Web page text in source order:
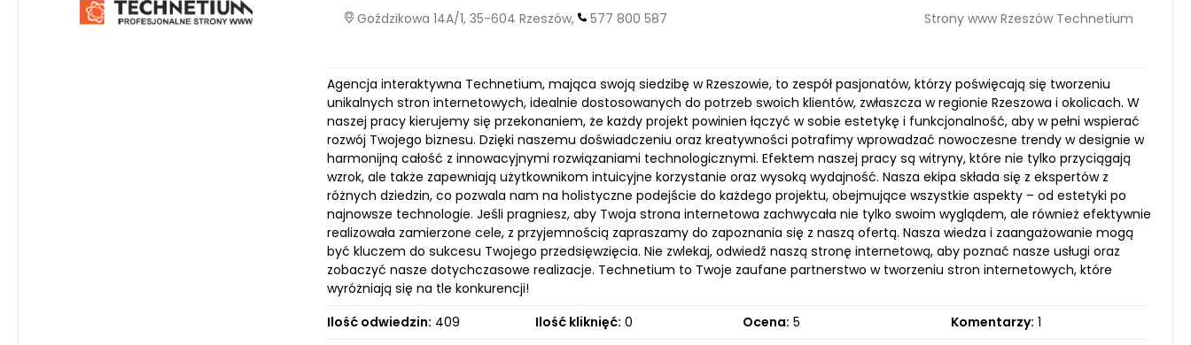
Goździkowa 14A/1, 35-604 Rzeszów, 577 800 587 Strony www Rzeszów Technetium
Agencja interaktywna Technetium, mająca swoją siedzibę w Rzeszowie, to zespół pasjonatów, którzy poświęcają się tworzeniu
unikalnych stron internetowych, idealnie dostosowanych do potrzeb swoich klientów, zwłaszcza w regionie Rzeszowa i okolicach. W
naszej pracy kierujemy się przekonaniem, że każdy projekt powinien łączyć w sobie estetykę i funkcjonalność, aby w pełni wspierać
rozwój Twojego biznesu. Dzięki naszemu doświadczeniu oraz kreatywności potrafimy wprowadzać nowoczesne trendy w designie w
harmonijną całość z innowacyjnymi rozwiązaniami technologicznymi. Efektem naszej pracy są witryny, które nie tylko przyciągają
wzrok, ale także zapewniają użytkownikom intuicyjne korzystanie oraz wysoką wydajność. Nasza ekipa składa się z ekspertów z
różnych dziedzin, co pozwala nam na holistyczne podejście do każdego projektu, obejmujące wszystkie aspekty – od estetyki po
najnowsze technologie. Jeśli pragniesz, aby Twoja strona internetowa zachwycała nie tylko swoim wyglądem, ale również efektywnie
realizowała zamierzone cele, z przyjemnością zapraszamy do zapoznania się z naszą ofertą. Nasza wiedza i zaangażowanie mogą
być kluczem do sukcesu Twojego przedsięwzięcia. Nie zwlekaj, odwiedź naszą stronę internetową, aby poznać nasze usługi oraz
zobaczyć nasze dotychczasowe realizacje. Technetium to Twoje zaufane partnerstwo w tworzeniu stron internetowych, które
wyróżniają się na tle konkurencji!
Ilość odwiedzin: 409 Ilość kliknięć: 0 Ocena: 5 Komentarzy: 1